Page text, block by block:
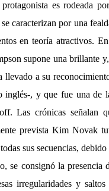
es rodeada
caracterizan por una
en teoría atractivos.
supone una brillante
a su
inglés-, y que fue una de
Las crónicas señalan
prevista Kim Novak
sus secuencias,
se consignó la presencia
irregularidades y